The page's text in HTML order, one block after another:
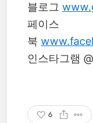
블로그
페이스
북
인스타그램
6